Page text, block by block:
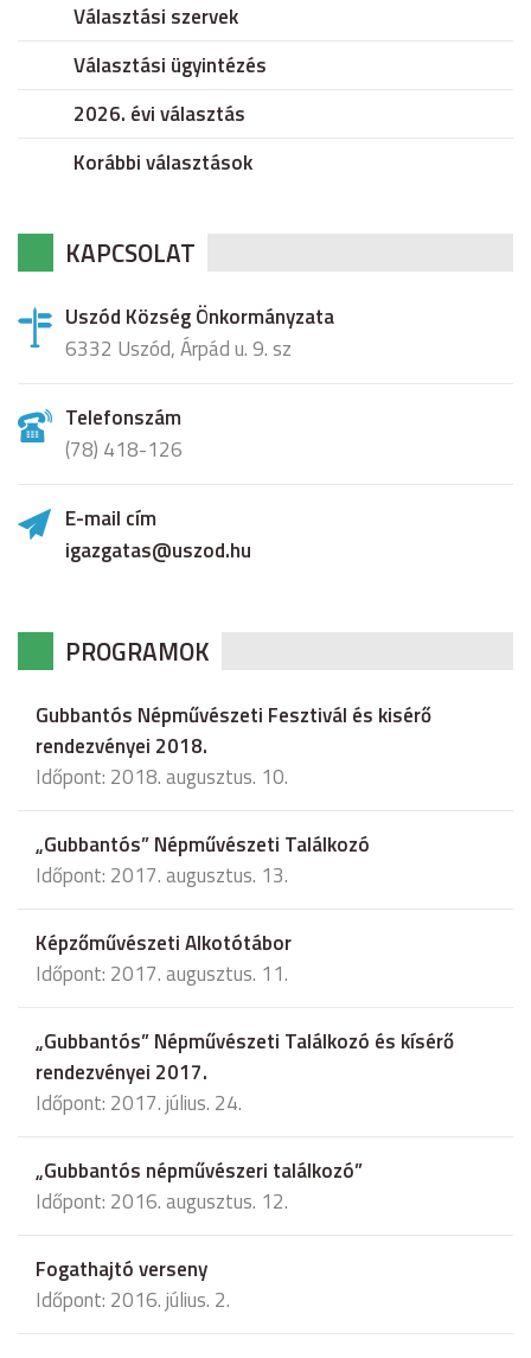
Választási szervek
Választási ügyintézés
2026. évi választás
Korábbi választások
KAPCSOLAT
Uszód Község Önkormányzata
6332 Uszód, Árpád u. 9. sz
Telefonszám
(78) 418-126
E-mail cím
igazgatas@uszod.hu
PROGRAMOK
Gubbantós Népművészeti Fesztivál és kisérő
rendezvényei 2018.
Időpont: 2018. augusztus. 10.
„Gubbantós” Népművészeti Találkozó
Időpont: 2017. augusztus. 13.
Képzőművészeti Alkotótábor
Időpont: 2017. augusztus. 11.
„Gubbantós” Népművészeti Találkozó és kísérő
rendezvényei 2017.
Időpont: 2017. július. 24.
„Gubbantós népművészeri találkozó”
Időpont: 2016. augusztus. 12.
Fogathajtó verseny
Időpont: 2016. július. 2.